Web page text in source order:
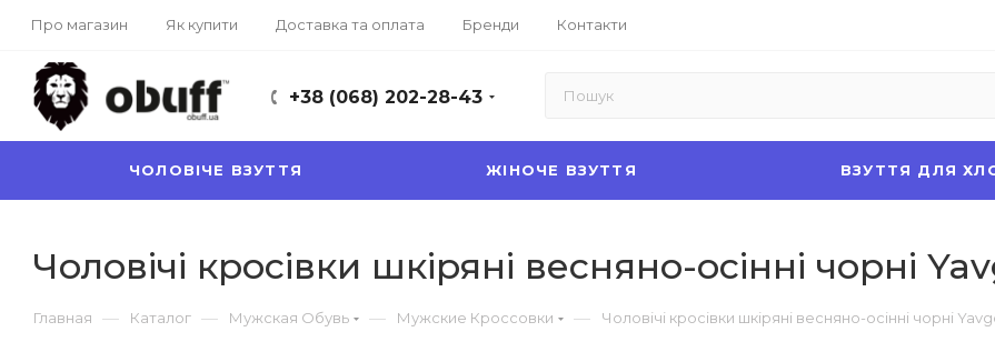
Про магазин Як купити Доставка та оплата Бренди Контакти
+38 (068) 202-28-43
ЧОЛОВІЧЕ ВЗУТТЯ ЖІНОЧЕ ВЗУТТЯ ВЗУТТЯ ДЛЯ
Чоловічі кросівки шкіряні весняно-осінні чорні
Главная — Каталог — Мужская Обувь — Мужские Кроссовки — Чоловічі кросівки шкіряні весняно-осінні чорні